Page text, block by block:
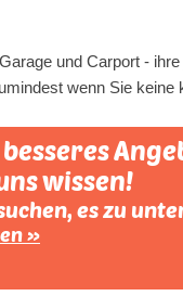
und Carport -
wenn Sie
wissen!
es zu
»